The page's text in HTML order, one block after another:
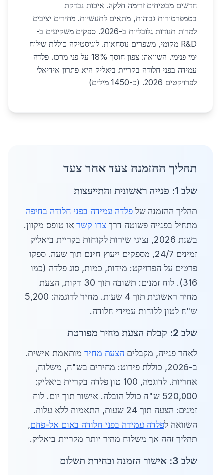
חדשים מבטיחים זרימה חלקה. איכות נבדקת
בטמפרטורות גבוהות, מתאים לתעשיות. מחירים יציבים
למרות תנודות גלובליות ב-2026. ספקים משקיעים ב-
R&D מקומי, משפרים נוסחאות. לוגיסטיקה כוללת שילוח
ימי פנימי. השוואה: צפון חוסך 18% על פני מרכז. פלדה
עמידה בפני חלודה בקריית ביאליק היא פתרון אידיאלי
לפרויקטים 2026. (כ-1450 מילים)
תהליך ההזמנה צעד אחר צעד
שלב 1: פנייה ראשונית והתייעצות
תהליך ההזמנה של פלדה עמידה בפני חלודה בחיפה
מתחיל בפנייה פשוטה דרך צרו קשר או טופס מקוון.
בשנת 2026, נציגי שירות לקוחות בקריית ביאליק
זמינים 24/7, מספקים ייעוץ חינם תוך שעה. ספקו
פרטים על הפרויקט: מידות, כמות, סוג פלדה (כמו
316). לוח זמנים: תשובה תוך 30 דקות, הצעת
מחיר ראשונית תוך 4 שעות. מחיר לדוגמה: 5,200
ש"ח לטון ללוחות עמידי חלודה.
שלב 2: קבלת הצעת מחיר מפורטת
לאחר פנייה, מקבלים הצעת מחיר מותאמת אישית.
ב-2026, כוללת פירוט: מחירים בש"ח, משלוח,
אחריות. לדוגמה, 100 טון פלדה בקריית ביאליק:
520,000 ש"ח כולל הובלה. אישור תוך יום. לוח
זמנים: הצעה תוך 24 שעות, התאמות ללא עלות.
השוואה לפלדה עמידה בפני חלודה באום אל-פחם,
תהליך זהה אך משלוח מהיר יותר מקריית ביאליק.
שלב 3: אישור הזמנה ובחירת תשלום